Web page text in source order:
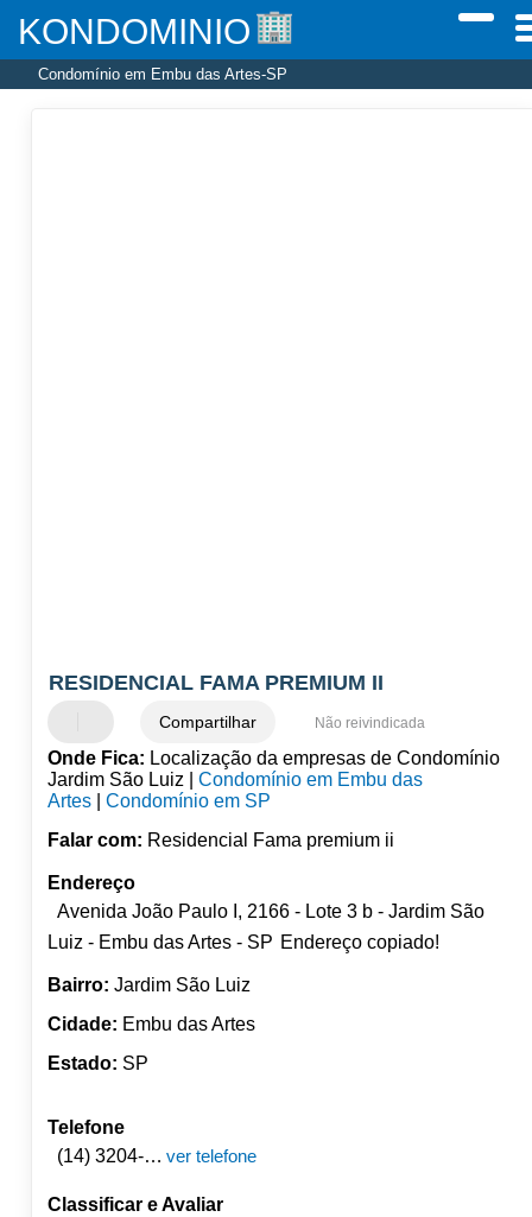
KONDOMINIO
Condomínio em Embu das Artes-SP
RESIDENCIAL FAMA PREMIUM II
Compartilhar Não reivindicada
Onde Fica: Localização da empresas de Condomínio
Jardim São Luiz | Condomínio em Embu das
Artes| Condomínio em SP
Falar com: Residencial Fama premium ii
Endereço
Avenida João Paulo I, 2166 - Lote 3 b - Jardim São
Luiz - Embu das Artes - SP Endereço copiado!
Bairro: Jardim São Luiz
Cidade: Embu das Artes
Estado: SP
Telefone
(14) 3204-8604
ver telefone
Classificar e Avaliar